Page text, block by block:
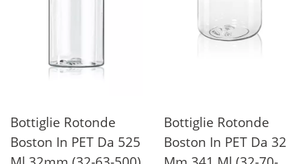
Bottiglie Rotonde
Boston In PET Da 525
Bottiglie Rotonde
Boston In PET Da 32